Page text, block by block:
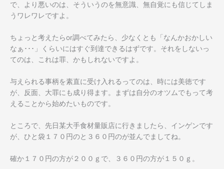
で、より悪いのは、そういうのを無意識、無自覚にも信じてしま
うワレワレですよ。
ちょっと考えたらor調べてみたら、少なくとも「なんかおかしい
なぁ･･･」くらいにはすぐ到達できるはずです。それをしないっ
てのは、これは罪、かもしれないですよ。
与えられる事柄を素直に受け入れるってのは、時には美徳です
が、反面、大罪にも成り得ます。まずは自分のオツムでもって考
えることから始めたいものです。
ところで、先日某大手食材量販店に行きましたら、インゲンです
が、ひと袋１７０円のと３６０円のが並んでましてね。
確か１７０円の方が２００ｇで、３６０円の方が１５０ｇ。